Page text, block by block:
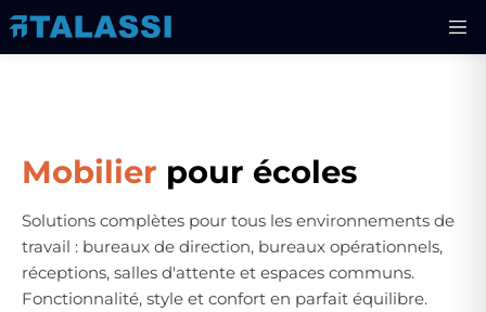
Mobilier pour écoles
Solutions complètes pour tous les environnements de
travail : bureaux de direction, bureaux opérationnels,
réceptions, salles d'attente et espaces communs.
Fonctionnalité, style et confort en parfait équilibre.